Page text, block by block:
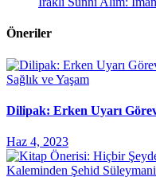
Öneriler
Sağlık ve Yaşam
Dilipak: Erken Uyarı
Haz 4, 2023